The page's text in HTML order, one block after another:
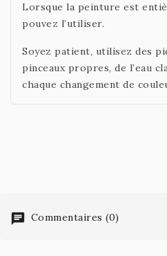
Lorsque la peinture est
pouvez l’utiliser.
Soyez patient, utilisez des
pinceaux propres, de l’eau
chaque changement de
Commentaires (0)